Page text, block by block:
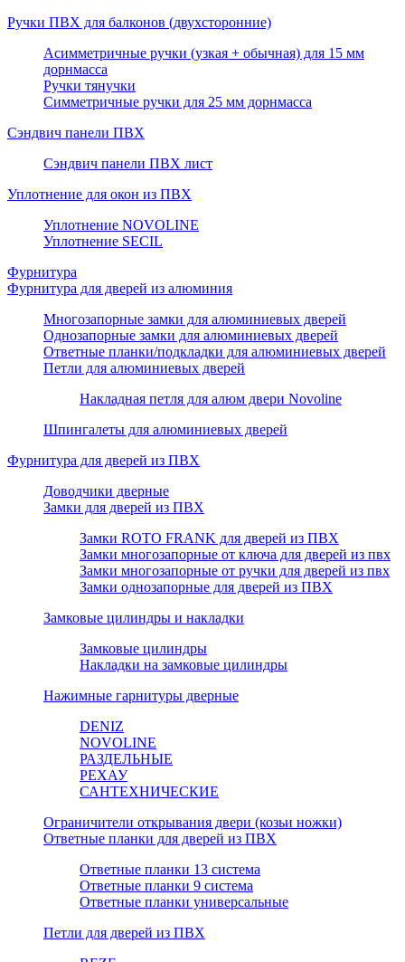
Ручки ПВХ для балконов (двухсторонние)
Асимметричные ручки (узкая + обычная) для 15 мм
дорнмасса
Ручки тянучки
Симметричные ручки для 25 мм дорнмасса
Сэндвич панели ПВХ
Сэндвич панели ПВХ лист
Уплотнение для окон из ПВХ
Уплотнение NOVOLINE
Уплотнение SECIL
Фурнитура
Фурнитура для дверей из алюминия
Многозапорные замки для алюминиевых дверей
Однозапорные замки для алюминиевых дверей
Ответные планки/подкладки для алюминиевых дверей
Петли для алюминиевых дверей
Накладная петля для алюм двери Novoline
Шпингалеты для алюминиевых дверей
Фурнитура для дверей из ПВХ
Доводчики дверные
Замки для дверей из ПВХ
Замки ROTO FRANK для дверей из ПВХ
Замки многозапорные от ключа для дверей из пвх
Замки многозапорные от ручки для дверей из пвх
Замки однозапорные для дверей из ПВХ
Замковые цилиндры и накладки
Замковые цилиндры
Накладки на замковые цилиндры
Нажимные гарнитуры дверные
DENIZ
NOVOLINE
РАЗДЕЛЬНЫЕ
РЕХАУ
САНТЕХНИЧЕСКИЕ
Ограничители открывания двери (козьи ножки)
Ответные планки для дверей из ПВХ
Ответные планки 13 система
Ответные планки 9 система
Ответные планки универсальные
Петли для дверей из ПВХ